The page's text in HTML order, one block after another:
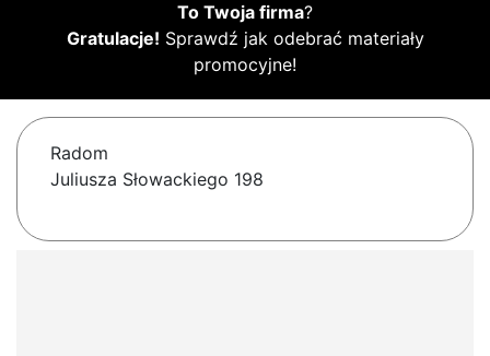
To Twoja firma?
Gratulacje! Sprawdź jak odebrać materiały
promocyjne!
Radom
Juliusza Słowackiego 198